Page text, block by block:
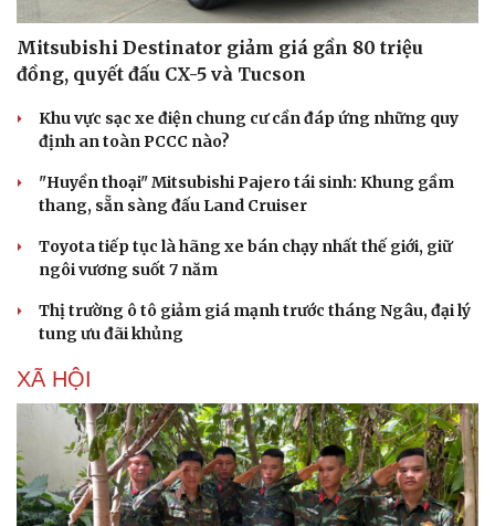
Mitsubishi Destinator giảm giá gần 80 triệu
đồng, quyết đấu CX-5 và Tucson
Khu vực sạc xe điện chung cư cần đáp ứng những quy
định an toàn PCCC nào?
"Huyền thoại" Mitsubishi Pajero tái sinh: Khung gầm
thang, sẵn sàng đấu Land Cruiser
Toyota tiếp tục là hãng xe bán chạy nhất thế giới, giữ
ngôi vương suốt 7 năm
Thị trường ô tô giảm giá mạnh trước tháng Ngâu, đại lý
tung ưu đãi khủng
XÃ HỘI